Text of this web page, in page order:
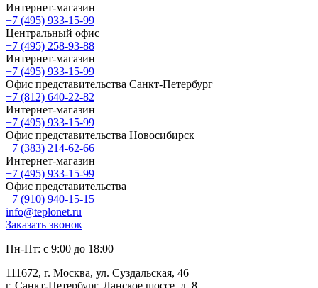
Интернет-магазин
+7 (495) 933-15-99
Центральный офис
+7 (495) 258-93-88
Интернет-магазин
+7 (495) 933-15-99
Офис представительства Санкт-Петербург
+7 (812) 640-22-82
Интернет-магазин
+7 (495) 933-15-99
Офис представительства Новосибирск
+7 (383) 214-62-66
Интернет-магазин
+7 (495) 933-15-99
Офис представительства
+7 (910) 940-15-15
info@teplonet.ru
Заказать звонок
Пн-Пт: с 9:00 до 18:00
111672, г. Москва, ул. Суздальская, 46
г. Санкт-Петербург, Ланское шоссе, д. 8